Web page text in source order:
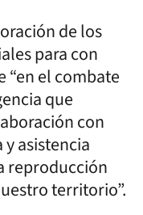
de los
para con
“en el combate
que
con
asistencia
reproducción
territorio”.